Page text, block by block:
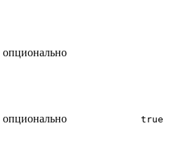
опционально
опционально true